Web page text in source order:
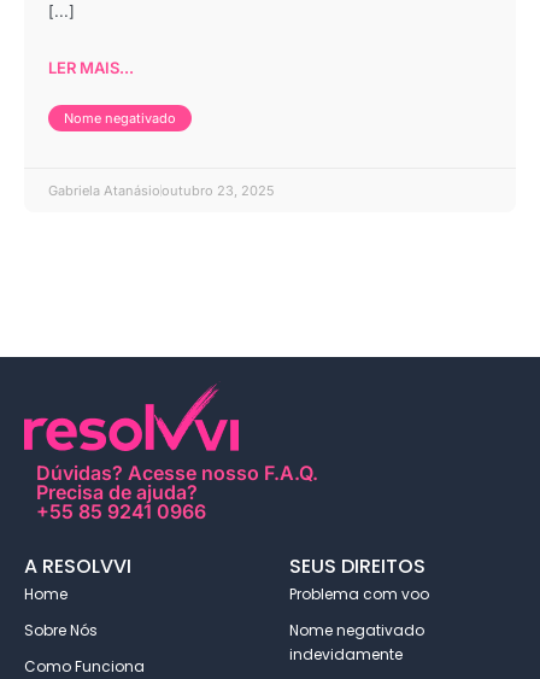
[...]
LER MAIS...
Nome negativado
Gabriela Atanásiooutubro 23, 2025
Dúvidas? Acesse nosso F.A.Q.
Precisa de ajuda?
+55 85 9241 0966
A RESOLVVI
Home
Sobre Nós
Como Funciona
SEUS DIREITOS
Problema com voo
Nome negativado
indevidamente